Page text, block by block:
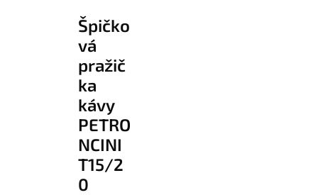
Špičko
vá
pražič
ka
kávy
PETRO
NCINI
T15/2
0